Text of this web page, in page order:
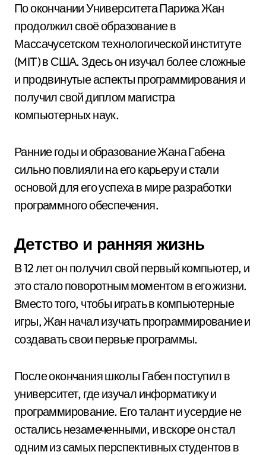
По окончании Университета Парижа Жан
продолжил своё образование в
Массачусетском технологической институте
(MIT) в США. Здесь он изучал более сложные
и продвинутые аспекты программирования и
получил свой диплом магистра
компьютерных наук.
Ранние годы и образование Жана Габена
сильно повлияли на его карьеру и стали
основой для его успеха в мире разработки
программного обеспечения.
Детство и ранняя жизнь
В 12 лет он получил свой первый компьютер, и
это стало поворотным моментом в его жизни.
Вместо того, чтобы играть в компьютерные
игры, Жан начал изучать программирование и
создавать свои первые программы.
После окончания школы Габен поступил в
университет, где изучал информатику и
программирование. Его талант и усердие не
остались незамеченными, и вскоре он стал
одним из самых перспективных студентов в